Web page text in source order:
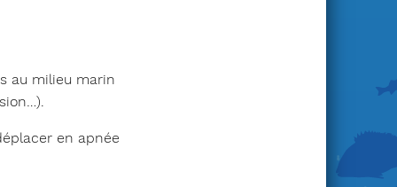
au milieu marin
en apnée